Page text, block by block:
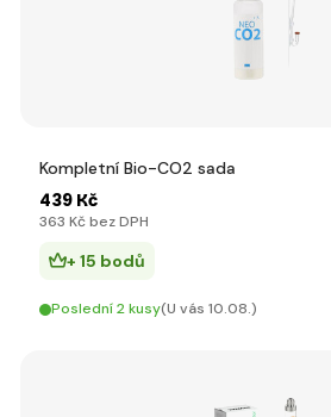
Kompletní Bio-CO2 sada
439 Kč
363 Kč bez DPH
+ 15 bodů
Poslední 2 kusy(U vás 10.08.)